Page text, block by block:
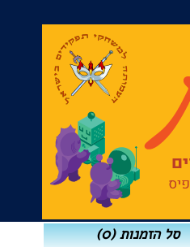
סל הזמנות(0)